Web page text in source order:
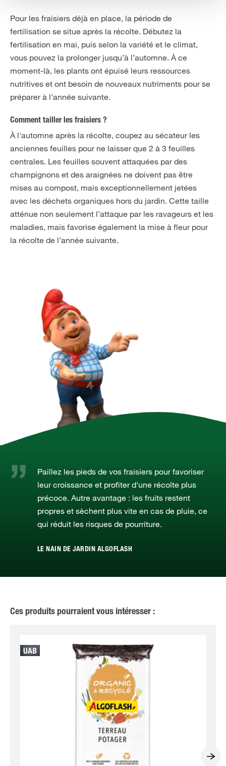
Pour les fraisiers déjà en place, la période de
fertilisation se situe après la récolte. Débutez la
fertilisation en mai, puis selon la variété et le climat,
vous pouvez la prolonger jusqu’à l’automne. À ce
moment-là, les plants ont épuisé leurs ressources
nutritives et ont besoin de nouveaux nutriments pour se
préparer à l’année suivante.
Comment tailler les fraisiers ?
À l'automne après la récolte, coupez au sécateur les
anciennes feuilles pour ne laisser que 2 à 3 feuilles
centrales. Les feuilles souvent attaquées par des
champignons et des araignées ne doivent pas être
mises au compost, mais exceptionnellement jetées
avec les déchets organiques hors du jardin. Cette taille
atténue non seulement l’attaque par les ravageurs et les
maladies, mais favorise également la mise à fleur pour
la récolte de l’année suivante.
Paillez les pieds de vos fraisiers pour favoriser
leur croissance et profiter d'une récolte plus
précoce. Autre avantage : les fruits restent
propres et sèchent plus vite en cas de pluie, ce
qui réduit les risques de pourriture.
LE NAIN DE JARDIN ALGOFLASH
Ces produits pourraient vous intéresser :